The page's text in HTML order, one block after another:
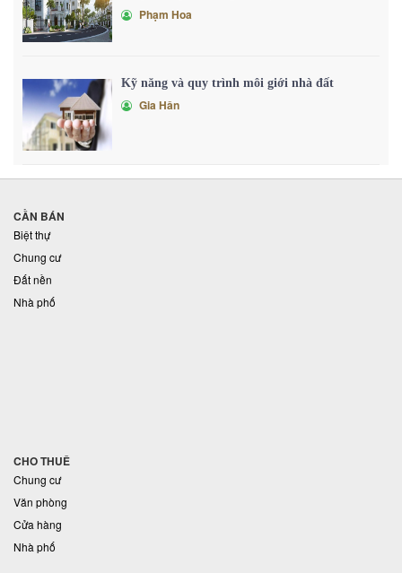
Phạm Hoa
Kỹ năng và quy trình môi giới nhà đất
Gia Hân
CẦN BÁN
Biệt thự
Chung cư
Đất nền
Nhà phố
CHO THUÊ
Chung cư
Văn phòng
Cửa hàng
Nhà phố